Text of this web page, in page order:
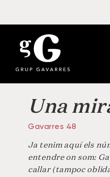
Una
Gavarres 48
Ja tenim aquí els
entendre on som:
callar (tampoc